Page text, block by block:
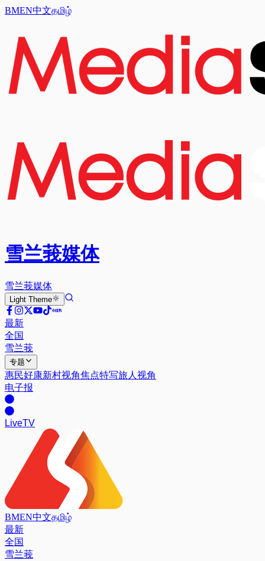
BMEN中文தமிழ்
雪兰莪媒体
雪兰莪媒体
Light Theme
最新
全国
雪兰莪
专题
惠民好康新村视角焦点特写旅人视角
电子报
LiveTV
BMEN中文தமிழ்
最新
全国
雪兰莪